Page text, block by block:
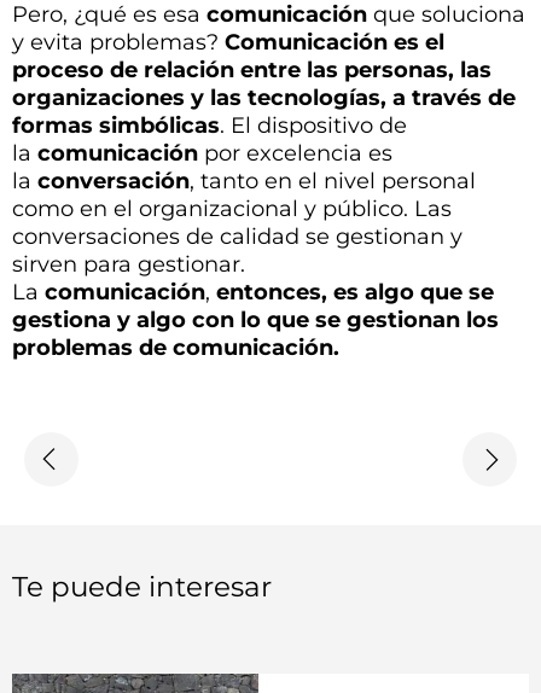
Pero, ¿qué es esa comunicación que soluciona
y evita problemas? Comunicación es el
proceso de relación entre las personas, las
organizaciones y las tecnologías, a través de
formas simbólicas. El dispositivo de
la comunicación por excelencia es
la conversación, tanto en el nivel personal
como en el organizacional y público. Las
conversaciones de calidad se gestionan y
sirven para gestionar.
La comunicación, entonces, es algo que se
gestiona y algo con lo que se gestionan los
problemas de comunicación.
Te puede interesar